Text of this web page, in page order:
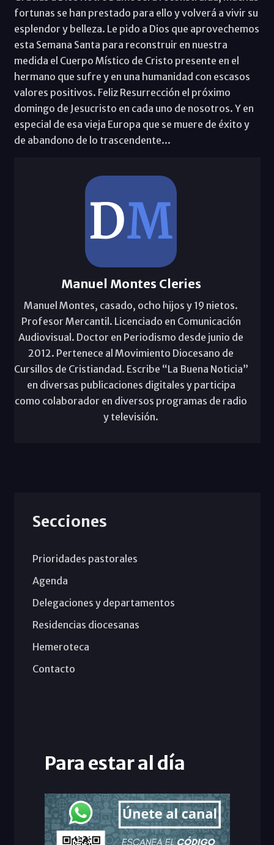
fortunas se han prestado para ello y volverá a vivir su
esplendor y belleza. Le pido a Dios que aprovechemos
esta Semana Santa para reconstruir en nuestra
medida el Cuerpo Místico de Cristo presente en el
hermano que sufre y en una humanidad con escasos
valores positivos. Feliz Resurrección el próximo
domingo de Jesucristo en cada uno de nosotros. Y en
especial de esa vieja Europa que se muere de éxito y
de abandono de lo trascendente...
Manuel Montes Cleries
Manuel Montes, casado, ocho hijos y 19 nietos.
Profesor Mercantil. Licenciado en Comunicación
Audiovisual. Doctor en Periodismo desde junio de
2012. Pertenece al Movimiento Diocesano de
Cursillos de Cristiandad. Escribe “La Buena Noticia”
en diversas publicaciones digitales y participa
como colaborador en diversos programas de radio
y televisión.
Secciones
Prioridades pastorales
Agenda
Delegaciones y departamentos
Residencias diocesanas
Hemeroteca
Contacto
Para estar al día